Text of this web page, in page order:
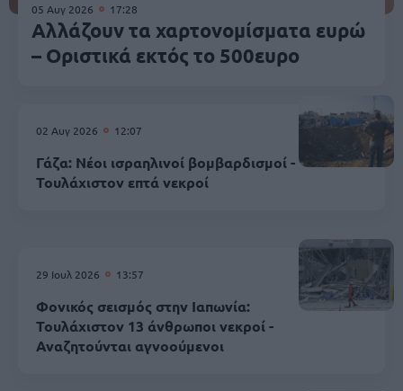
05 Αυγ 2026 17:28
Αλλάζουν τα χαρτονομίσματα ευρώ
– Οριστικά εκτός το 500ευρο
02 Αυγ 2026 12:07
Γάζα: Νέοι ισραηλινοί βομβαρδισμοί -
Τουλάχιστον επτά νεκροί
29 Ιουλ 2026 13:57
Φονικός σεισμός στην Ιαπωνία:
Τουλάχιστον 13 άνθρωποι νεκροί -
Αναζητούνται αγνοούμενοι